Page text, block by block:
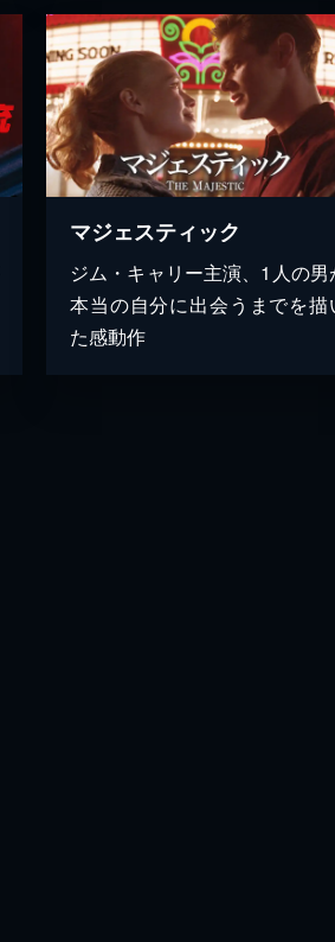
マジェスティック
ジム・キャリー主演、1人の男
本当の自分に出会うまでを描
た感動作